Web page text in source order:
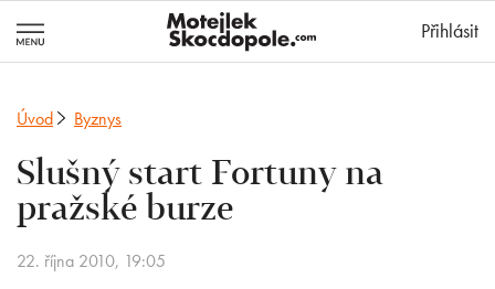
Přihlásit
Úvod Byznys
Slušný start Fortuny na
pražské burze
22. října 2010, 19:05